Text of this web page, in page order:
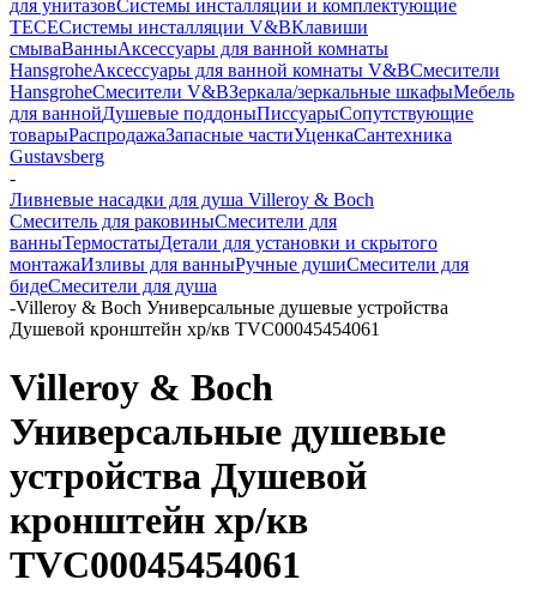
для унитазовСистемы инсталляции и комплектующие
TECEСистемы инсталляции V&BКлавиши
смываВанныАксессуары для ванной комнаты
HansgroheАксессуары для ванной комнаты V&BСмесители
HansgroheСмесители V&BЗеркала/зеркальные шкафыМебель
для ваннойДушевые поддоныПиссуарыСопутствующие
товарыРаспродажаЗапасные частиУценкаСантехника
Gustavsberg
-
Ливневые насадки для душа Villeroy & Boch
Смеситель для раковиныСмесители для
ванныТермостатыДетали для установки и скрытого
монтажаИзливы для ванныРучные душиСмесители для
бидеСмесители для душа
-Villeroy & Boch Универсальные душевые устройства
Душевой кронштейн хр/кв TVC00045454061
Villeroy & Boch
Универсальные душевые
устройства Душевой
кронштейн хр/кв
TVC00045454061